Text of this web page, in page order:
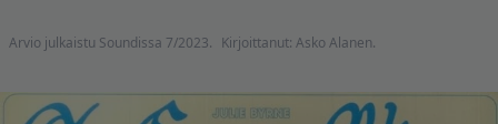
Arvio julkaistu Soundissa 7/2023. Kirjoittanut: Asko Alanen.